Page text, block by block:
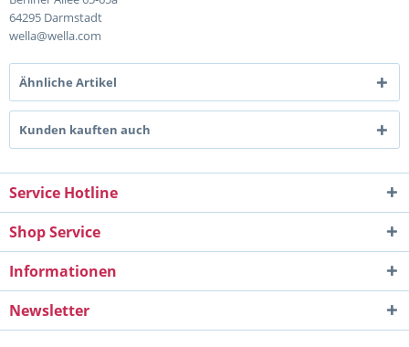
64295 Darmstadt
wella@wella.com
Ähnliche Artikel
Kunden kauften auch
Service Hotline
Shop Service
Informationen
Newsletter